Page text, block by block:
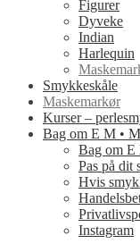
Figurer
Dyveke
Indian
Harlequin
Smykkeskåle
Maskemarkør
Kurser –
Bag om E M •
Bag om E
Pas på dit
Hvis
Instagram